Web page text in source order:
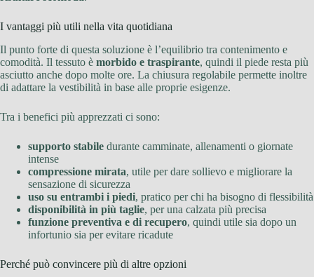
I vantaggi più utili nella vita quotidiana
Il punto forte di questa soluzione è l’equilibrio tra contenimento e
comodità. Il tessuto è morbido e traspirante, quindi il piede resta più
asciutto anche dopo molte ore. La chiusura regolabile permette inoltre
di adattare la vestibilità in base alle proprie esigenze.
Tra i benefici più apprezzati ci sono:
supporto stabile durante camminate, allenamenti o giornate
intense
compressione mirata, utile per dare sollievo e migliorare la
sensazione di sicurezza
uso su entrambi i piedi, pratico per chi ha bisogno di flessibilità
disponibilità in più taglie, per una calzata più precisa
funzione preventiva e di recupero, quindi utile sia dopo un
infortunio sia per evitare ricadute
Perché può convincere più di altre opzioni